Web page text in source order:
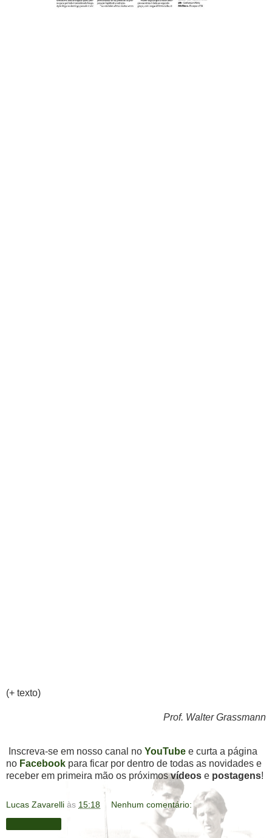
(+ texto)
Prof. Walter Grassmann
Inscreva-se em nosso canal no YouTube e curta a página
no Facebook para ficar por dentro de todas as novidades e
receber em primeira mão os próximosvídeos e postagens!
Lucas Zavarelli às 15:18 Nenhum comentário: